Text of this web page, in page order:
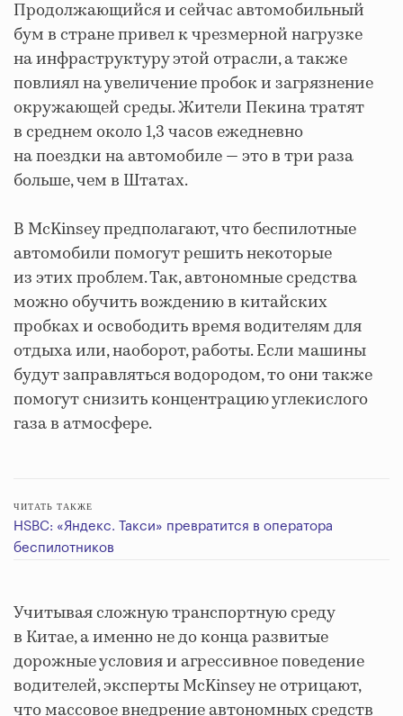
Продолжающийся и сейчас автомобильный
бум в стране привел к чрезмерной нагрузке
на инфраструктуру этой отрасли, а также
повлиял на увеличение пробок и загрязнение
окружающей среды. Жители Пекина тратят
в среднем около 1,3 часов ежедневно
на поездки на автомобиле — это в три раза
больше, чем в Штатах.
В McKinsey предполагают, что беспилотные
автомобили помогут решить некоторые
из этих проблем. Так, автономные средства
можно обучить вождению в китайских
пробках и освободить время водителям для
отдыха или, наоборот, работы. Если машины
будут заправляться водородом, то они также
помогут снизить концентрацию углекислого
газа в атмосфере.
ЧИТАТЬ ТАКЖЕ
HSBC: «Яндекс. Такси» превратится в оператора
беспилотников
Учитывая сложную транспортную среду
в Китае, а именно не до конца развитые
дорожные условия и агрессивное поведение
водителей, эксперты McKinsey не отрицают,
что массовое внедрение автономных средств